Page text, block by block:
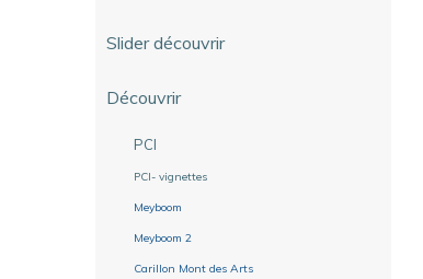
Slider découvrir
Découvrir
PCI
PCI- vignettes
Meyboom
Meyboom 2
Carillon Mont des Arts